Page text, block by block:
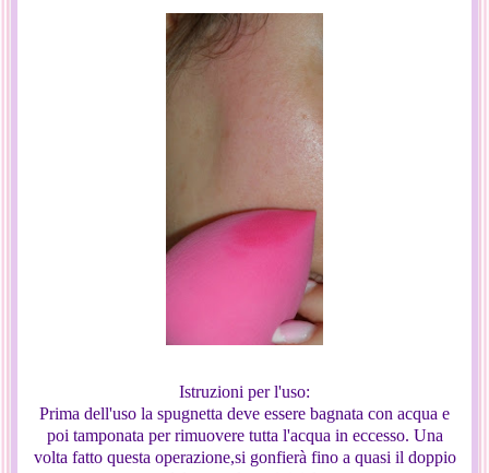
Istruzioni per l'uso:
Prima dell'uso la spugnetta deve essere bagnata con acqua e
poi tamponata per rimuovere tutta l'acqua in eccesso. Una
volta fatto questa operazione,si gonfierà fino a quasi il doppio